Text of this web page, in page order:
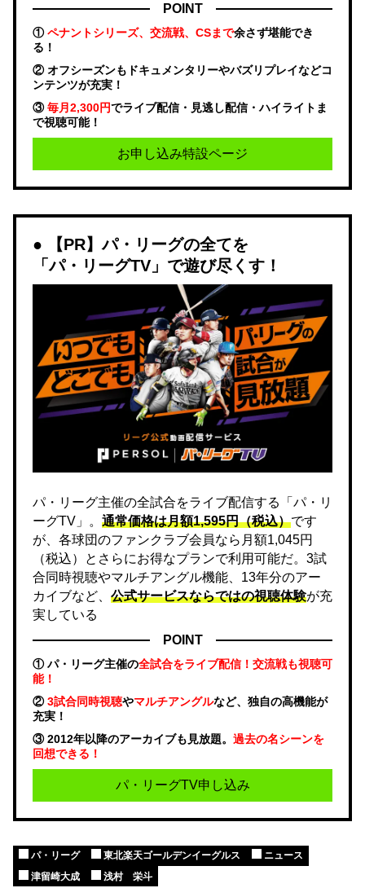
POINT
①ペナントシリーズ、交流戦、CSまで余さず堪能でき
る！
② オフシーズンもドキュメンタリーやバズリプレイなどコ
ンテンツが充実！
③毎月2,300円でライブ配信・見逃し配信・ハイライトま
で視聴可能！
お申し込み特設ページ
【PR】パ・リーグの全てを
「パ・リーグTV」で遊び尽くす！
パ・リーグ主催の全試合をライブ配信する「パ・リ
ーグTV」。 通常価格は月額1,595円（税込）です
が、各球団のファンクラブ会員なら月額1,045円
（税込）とさらにお得なプランで利用可能だ。3試
合同時視聴やマルチアングル機能、13年分のアー
カイブなど、 公式サービスならではの視聴体験が充
実している
POINT
① パ・リーグ主催の全試合をライブ配信！交流戦も視聴可
能！
②3試合同時視聴やマルチアングルなど、独自の高機能が
充実！
③ 2012年以降のアーカイブも見放題。 過去の名シーンを
回想できる！
パ・リーグTV申し込み
パ・リーグ 東北楽天ゴールデンイーグルス
ニュース
津留崎大成
浅村 栄斗